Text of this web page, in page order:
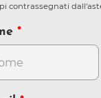
contrassegnati